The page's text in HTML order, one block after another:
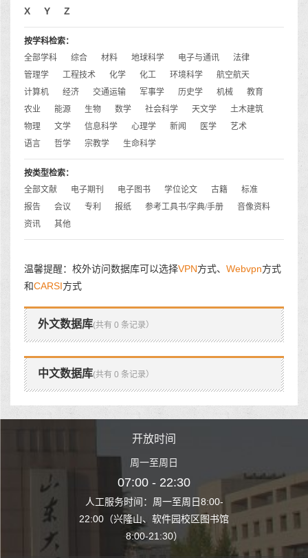
X
Y Z
按学科检索：
全部学科
综合 材料 地球科学 电子与通讯
法律
管理学
工程技术 化学 化工 环境科学
航空航天
计算机
经济 交通运输 军事学 历史学 机械
教育
农业
能源 生物 数学 社会科学 天文学
土木建筑
物理
文学 信息科学 心理学 新闻 医学
艺术
语言
哲学 宗教学 生命科学
按类型检索：
全部文献
电子期刊 电子图书 学位论文 古籍
标准
报告
会议 专利 报纸 参考工具书/字典/手册
音像资料
资讯
其他
温馨提醒：校外访问数据库可以选择VPN方式、 Webvpn方式
和CARSI方式
外文数据库(共有 0 条记录）
中文数据库(共有 0 条记录）
至周日8:00-
园校区图书馆
开放时间
周一至周日
07:00 - 22:30
人工服务时间：周一至周日8:00-
22:00（兴隆山、软件园校区图书馆
8:00-21:30）
人工服务时间
22:00（兴隆山